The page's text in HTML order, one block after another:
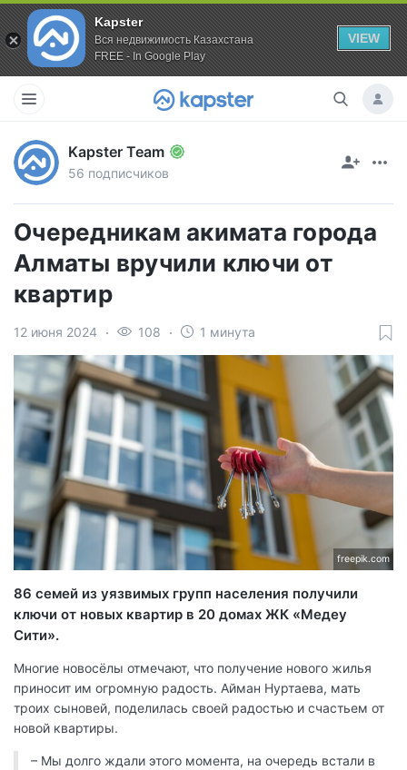
Kapster
Вся недвижимость Казахстана
FREE - In Google Play
VIEW
Kapster Team
56 подписчиков
Очередникам акимата города
Алматы вручили ключи от
квартир
12 июня 2024 108 1 минута
freepik.com
86 семей из уязвимых групп населения получили
ключи от новых квартир в 20 домах ЖК «Медеу
Сити».
Многие новосёлы отмечают, что получение нового жилья
приносит им огромную радость. Айман Нуртаева, мать
троих сыновей, поделилась своей радостью и счастьем от
новой квартиры.
– Мы долго ждали этого момента, на очередь встали в